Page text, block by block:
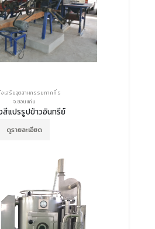
เสริมอุตสาหกรรมภาคที่ 5
จ.ขอนแก่น
สีแปรรูปข้าวอินทรีย์
ดูรายละเอียด